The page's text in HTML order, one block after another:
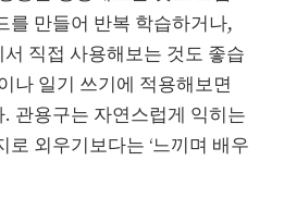
를 만들어 반복 학습하거나,
직접 사용해보는 것도 좋습
나 일기 쓰기에 적용해보면
관용구는 자연스럽게 익히는
외우기보다는 ‘느끼며 배우